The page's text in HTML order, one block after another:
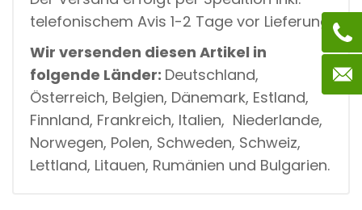
telefonischem Avis 1-2 Tage vor Lieferung.
Wir versenden diesen Artikel in
folgende Länder: Deutschland,
Österreich, Belgien, Dänemark, Estland,
Finnland, Frankreich, Italien, Niederlande,
Norwegen, Polen, Schweden, Schweiz,
Lettland, Litauen, Rumänien und Bulgarien.